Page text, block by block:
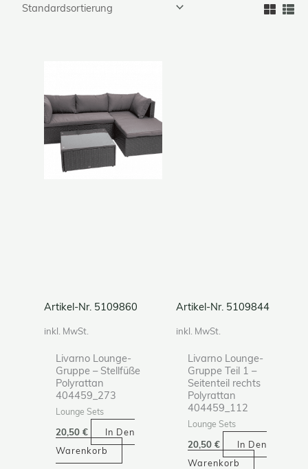
Artikel-Nr. 5109860
inkl. MwSt.
Livarno Lounge-
Gruppe – Stellfüße
Polyrattan
404459_273
Lounge Sets
20,50€
In Den
Warenkorb
Artikel-Nr. 5109844
inkl. MwSt.
Livarno Lounge-
Gruppe Teil 1 –
Seitenteil rechts
Polyrattan
404459_112
Lounge Sets
20,50€
In Den
Warenkorb